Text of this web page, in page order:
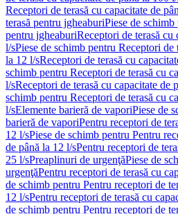
Receptori de terasă cu capacitate de
terasă pentru jgheaburiPiese de schimb
pentru jgheaburiReceptori de terasă cu
l/sPiese de schimb pentru Receptori de
la 12 l/sReceptori de terasă cu
schimb pentru Receptori de terasă cu
l/sReceptori de terasă cu capacitate de
schimb pentru Receptori de terasă cu
l/sElemente barieră de vaporiPiese de
barieră de vaporiPentru receptori de
12 l/sPiese de schimb pentru Pentru
de până la 12 l/sPentru receptori de
25 l/sPreaplinuri de urgenţăPiese de
urgenţăPentru receptori de terasă cu
de schimb pentru Pentru receptori de
12 l/sPentru receptori de terasă cu
de schimb pentru Pentru receptori de